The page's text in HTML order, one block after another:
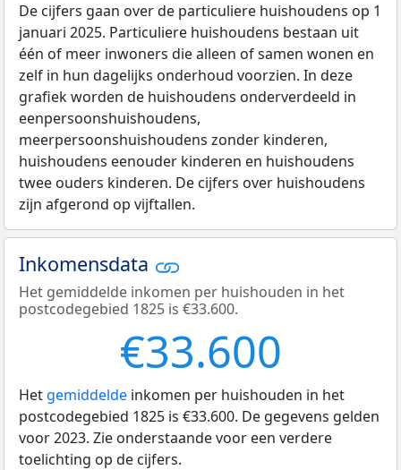
De cijfers gaan over de particuliere huishoudens op 1
januari 2025. Particuliere huishoudens bestaan uit
één of meer inwoners die alleen of samen wonen en
zelf in hun dagelijks onderhoud voorzien. In deze
grafiek worden de huishoudens onderverdeeld in
eenpersoonshuishoudens,
meerpersoonshuishoudens zonder kinderen,
huishoudens eenouder kinderen en huishoudens
twee ouders kinderen. De cijfers over huishoudens
zijn afgerond op vijftallen.
Inkomensdata
Het gemiddelde inkomen per huishouden in het
postcodegebied 1825 is €33.600.
€33.600
Het gemiddelde inkomen per huishouden in het
postcodegebied 1825 is €33.600. De gegevens gelden
voor 2023. Zie onderstaande voor een verdere
toelichting op de cijfers.